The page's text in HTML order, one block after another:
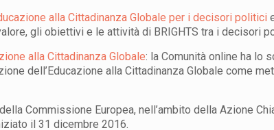
alla Cittadinanza Globale per i decisori politici
gli obiettivi e le attività di BRIGHTS tra i decisori
alla Cittadinanza Globale: la Comunità online ha lo
dell’Educazione alla Cittadinanza Globale come
Commissione Europea, nell’ambito della Azione
il 31 dicembre 2016.